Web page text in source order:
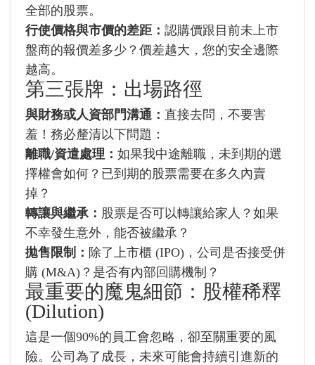
全部的股票。
行使價格與市價的差距： 認購價跟目前未上市
盤商的報價差多少？價差越大，您的安全邊際
越高。
第三張牌：出場路徑
與財務或人資部門溝通： 直接去問，不要害
羞！務必釐清以下問題：
離職/資遣處理： 如果我中途離職，未到期的選
擇權會如何？已到期的股票需要在多久內賣
掉？
轉讓與繼承： 股票是否可以轉讓給家人？如果
不幸發生意外，能否被繼承？
拋售限制： 除了上市櫃 (IPO)，公司是否接受併
購 (M&A)？是否有內部回購機制？
最重要的魔鬼細節：股權稀釋
(Dilution)
這是一個90%的員工會忽略，卻至關重要的風
險。公司為了成長，未來可能會持續引進新的